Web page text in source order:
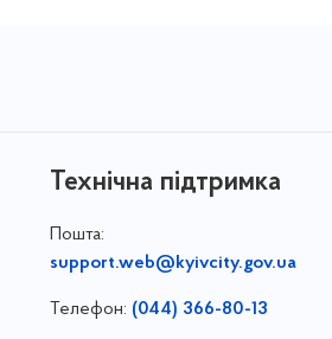
Технічна підтримка
Пошта:
support.web@kyivcity.gov.ua
Телефон: (044) 366-80-13